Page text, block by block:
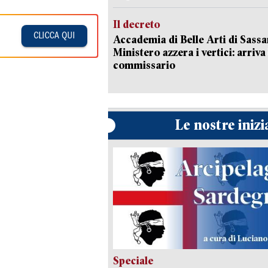
CLICCA QUI
Il decreto
Accademia di Belle Arti di
Ministero azzera i vertici: arriva
commissario
Le nostre
Speciale